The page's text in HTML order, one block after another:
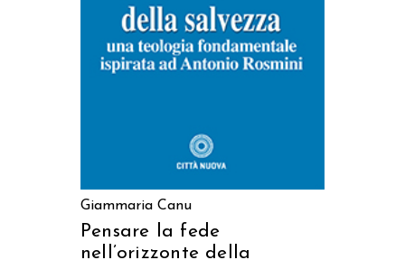
AGGIUNGI AL CARRELLO
Giammaria Canu
Pensare la fede
nell’orizzonte della